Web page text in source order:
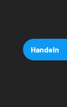
Handeln